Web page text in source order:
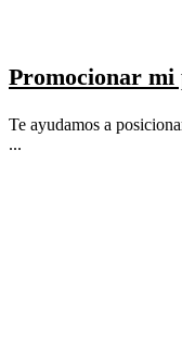
Promocionar mi
Te ayudamos a
...